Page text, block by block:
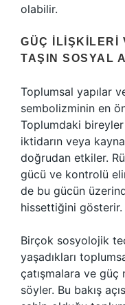
olabilir.
GÜÇ İLIŞKILERI
TAŞIN SOSYAL
Toplumsal yapılar
sembolizminin en
Toplumdaki
iktidarın veya
doğrudan etkiler.
gücü ve kontrolü
de bu gücün
hissettiğini gösterir.
Birçok sosyolojik
yaşadıkları
çatışmalara ve
söyler. Bu bakış